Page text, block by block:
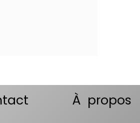
À propos